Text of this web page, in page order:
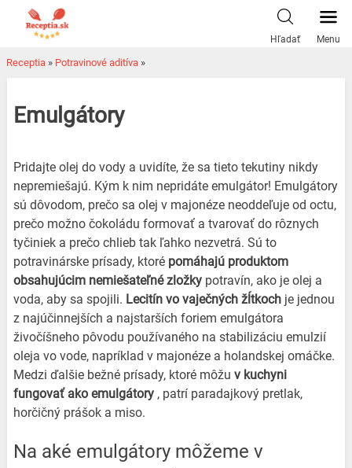
Hľadať Menu
Receptia » Potravinové aditíva »
Emulgátory
Pridajte olej do vody a uvidíte, že sa tieto tekutiny nikdy
nepremiešajú. Kým k nim nepridáte emulgátor! Emulgátory
sú dôvodom, prečo sa olej v majonéze neoddeľuje od octu,
prečo možno čokoládu formovať a tvarovať do rôznych
tyčiniek a prečo chlieb tak ľahko nezvetrá. Sú to
potravinárske prísady, ktoré pomáhajú produktom
obsahujúcim nemiešateľné zložky potravín, ako je olej a
voda, aby sa spojili. Lecitín vo vaječných žĺtkoch je jednou
z najúčinnejších a najstarších foriem emulgátora
živočíšneho pôvodu používaného na stabilizáciu emulzií
oleja vo vode, napríklad v majonéze a holandskej omáčke.
Medzi ďalšie bežné prísady, ktoré môžu v kuchyni
fungovať ako emulgátory , patrí paradajkový pretlak,
horčičný prášok a miso.
Na aké emulgátory môžeme v